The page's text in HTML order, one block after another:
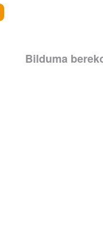
Bilduma